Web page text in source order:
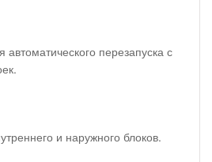
автоматического перезапуска с
и наружного блоков.